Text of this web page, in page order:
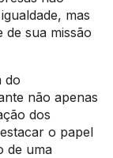
mas
de sua missão
do
não apenas
dos
o papel
de uma